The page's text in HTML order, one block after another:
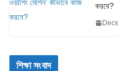
করবে?
শিক্ষা সংবাদ